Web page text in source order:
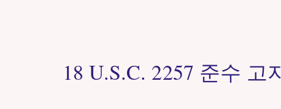
18 U.S.C. 2257 준수 고